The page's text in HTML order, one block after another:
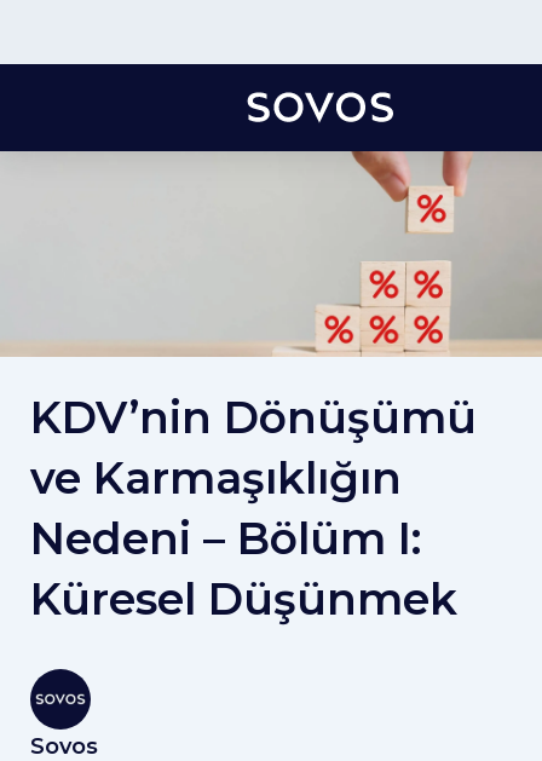
KDV’nin Dönüşümü
ve Karmaşıklığın
Nedeni – Bölüm I:
Küresel Düşünmek
Sovos